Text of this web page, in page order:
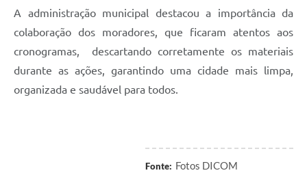
A administração municipal destacou a importância da
colaboração dos moradores, que ficaram atentos aos
cronogramas, descartando corretamente os materiais
durante as ações, garantindo uma cidade mais limpa,
organizada e saudável para todos.
Fonte: Fotos DICOM